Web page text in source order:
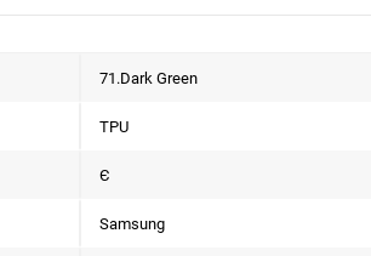
71.Dark Green
TPU
Є
Samsung